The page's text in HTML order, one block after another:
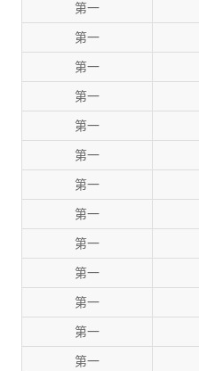
第一
第一
第一
第一
第一
第一
第一
第一
第一
第一
第一
第一
第一